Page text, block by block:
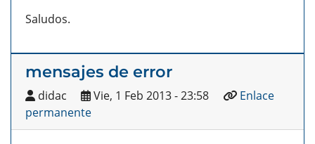
Saludos.
mensajes de error
didac Vie, 1 Feb 2013 - 23:58
Enlace
permanente